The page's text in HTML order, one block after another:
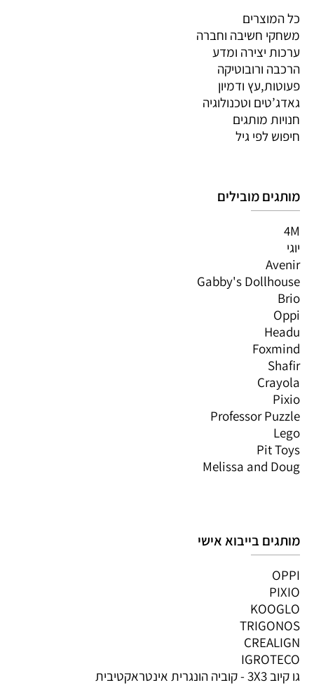
כל המוצרים
משחקי חשיבה וחברה
ערכות יצירה ומדע
הרכבה ורובוטיקה
פעוטות,עץ ודמיון
גאדג’טים וטכנולוגיה
חנויות מותגים
חיפוש לפי גיל
מותגים מובילים
4M
יוגי
Avenir
Gabby's Dollhouse
Brio
Oppi
Headu
Foxmind
Shafir
Crayola
Pixio
Professor Puzzle
Lego
Pit Toys
Melissa and Doug
מותגים בייבוא אישי
OPPI
PIXIO
KOOGLO
TRIGONOS
CREALIGN
IGROTECO
גו קיוב 3X3 - קוביה הונגרית אינטראקטיבית